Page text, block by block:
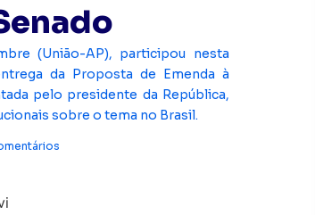
(União-AP), participou nesta
da Proposta de Emenda à
pelo presidente da República,
sobre o tema no Brasil.